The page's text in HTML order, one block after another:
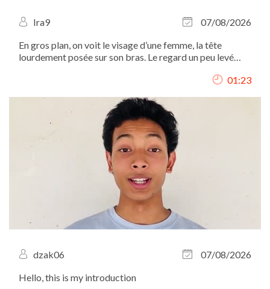
Ira9
07/08/2026
En gros plan, on voit le visage d’une femme, la tête
lourdement posée sur son bras. Le regard un peu levé
autre elle-même : "Ah, Iritchka, ma pauvre, t’as tellement
01:23
dzak06
07/08/2026
Hello, this is my introduction